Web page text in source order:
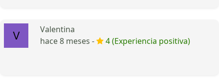
Valentina
hace 8 meses -
4 (Experiencia positiva)